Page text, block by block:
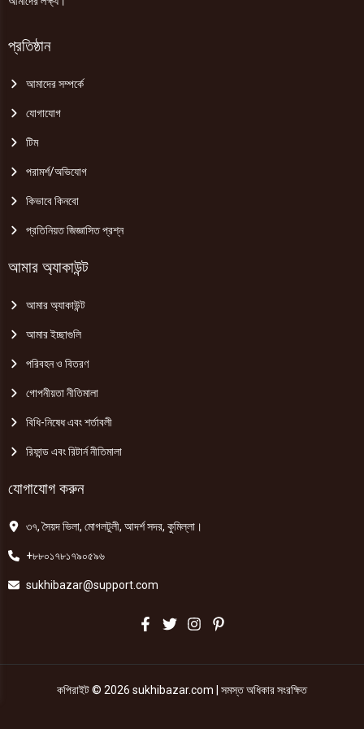
প্রতিষ্ঠান
আমাদের সম্পর্কে
যোগাযোগ
টিম
পরামর্শ/অভিযোগ
কিভাবে কিনবো
প্রতিনিয়ত জিজ্ঞাসিত প্রশ্ন
আমার অ্যাকাউন্ট
আমার অ্যাকাউন্ট
আমার ইচ্ছাগুলি
পরিবহন ও বিতরণ
গোপনীয়তা নীতিমালা
বিধি-নিষেধ এবং শর্তাবলী
রিফান্ড এবং রিটার্ন নীতিমালা
যোগাযোগ করুন
৩৭, সৈয়দ ভিলা, মোগলটুলী, আদর্শ সদর, কুমিল্লা।
+৮৮০১৭৮১৭৯০৫৯৬
sukhibazar@support.com
কপিরাইট © 2026 sukhibazar.com | সমস্ত অধিকার সংরক্ষিত